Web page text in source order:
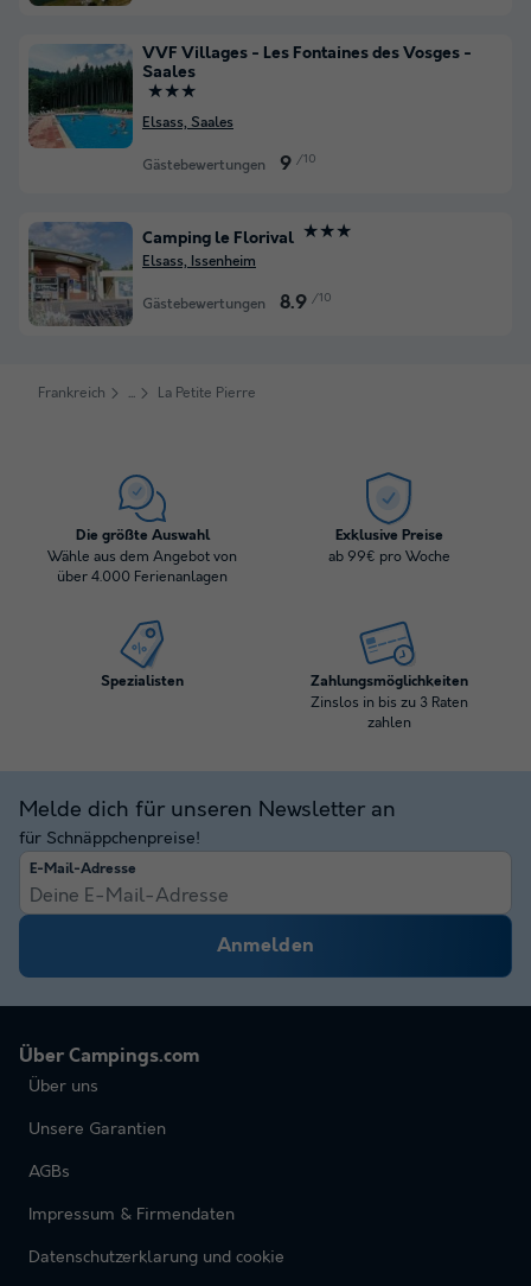
VVF Villages - Les Fontaines des Vosges -
Saales
★★★
Elsass, Saales
Gästebewertungen 9 /10
Camping le Florival ★★★
Elsass, Issenheim
Gästebewertungen 8.9 /10
Frankreich La Petite Pierre
Die größte Auswahl
Wähle aus dem Angebot von
über 4.000 Ferienanlagen
Exklusive Preise
ab 99€ pro Woche
Spezialisten Zahlungsmöglichkeiten
Zinslos in bis zu 3 Raten
zahlen
Melde dich für unseren Newsletter an
für Schnäppchenpreise!
E-Mail-Adresse
Anmelden
Über Campings.com
Über uns
Unsere Garantien
AGBs
Impressum & Firmendaten
Datenschutzerklarung und cookie